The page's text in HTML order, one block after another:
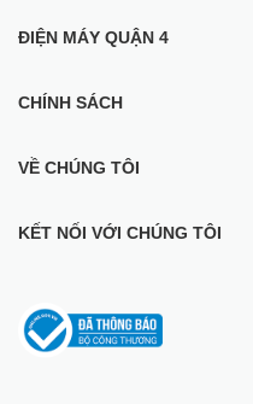
Xay thịt
Đánh trứng
2 cối
ĐIỆN MÁY QUẬN 4
CHÍNH SÁCH
VỀ CHÚNG TÔI
KẾT NỐI VỚI CHÚNG TÔI